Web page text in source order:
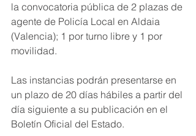
la convocatoria pública de 2 plazas de
agente de Policía Local en Aldaia
(Valencia); 1 por turno libre y 1 por
movilidad.
Las instancias podrán presentarse en
un plazo de 20 días hábiles a partir del
día siguiente a su publicación en el
Boletín Oficial del Estado.